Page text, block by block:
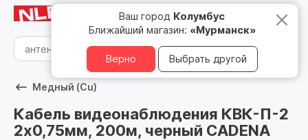
Мурманск
Ваш город Колумбус
Ближайший магазин: «Мурманск»
Верно Выбрать другой
8 800 500 05 15
Медный (Cu)
Кабель видеонаблюдения КВК-П-2
2х0,75мм, 200м, черный CADENA